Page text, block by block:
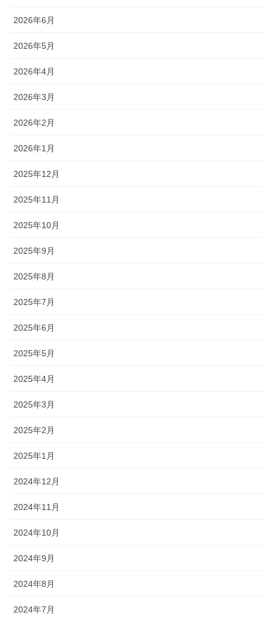
2026年6月
2026年5月
2026年4月
2026年3月
2026年2月
2026年1月
2025年12月
2025年11月
2025年10月
2025年9月
2025年8月
2025年7月
2025年6月
2025年5月
2025年4月
2025年3月
2025年2月
2025年1月
2024年12月
2024年11月
2024年10月
2024年9月
2024年8月
2024年7月